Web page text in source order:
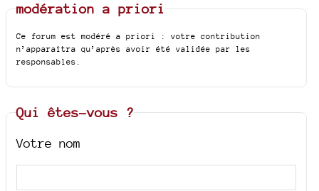
modération a priori
Ce forum est modéré a priori : votre contribution
n’apparaîtra qu’après avoir été validée par les
responsables.
Qui êtes-vous ?
Votre nom